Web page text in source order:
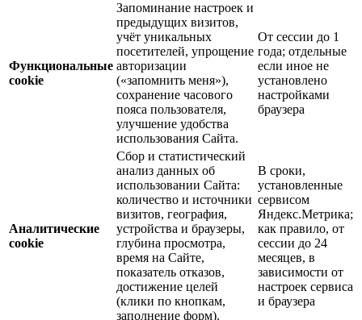
Функциональные
cookie
Запоминание настроек и
предыдущих визитов,
учёт уникальных
посетителей, упрощение
авторизации
(«запомнить меня»),
сохранение часового
пояса пользователя,
улучшение удобства
использования Сайта.
От сессии до 1
года; отдельные
если иное не
установлено
настройками
браузера
Аналитические
cookie
Сбор и статистический
анализ данных об
использовании Сайта:
количество и источники
визитов, география,
устройства и браузеры,
глубина просмотра,
время на Сайте,
показатель отказов,
достижение целей
(клики по кнопкам,
заполнение форм).
В сроки,
установленные
сервисом
Яндекс.Метрика;
как правило, от
сессии до 24
месяцев, в
зависимости от
настроек сервиса
и браузера